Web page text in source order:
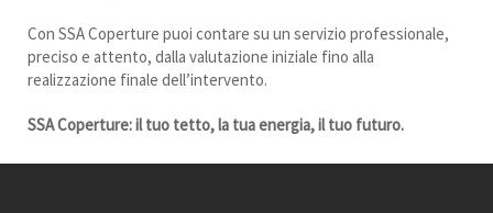
Con SSA Coperture puoi contare su un servizio professionale,
preciso e attento, dalla valutazione iniziale fino alla
realizzazione finale dell’intervento.
SSA Coperture: il tuo tetto, la tua energia, il tuo futuro.